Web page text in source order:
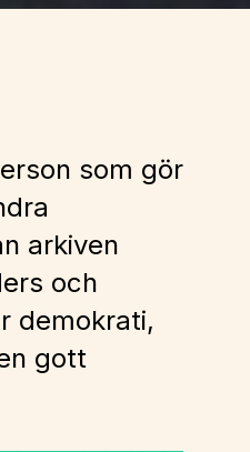
som gör
arkiven
och
demokrati,
gott